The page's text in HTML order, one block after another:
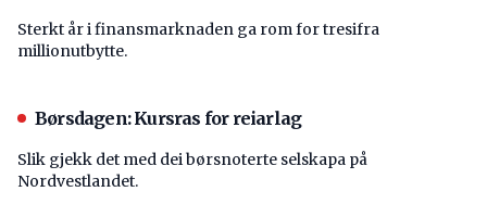
Sterkt år i finansmarknaden ga rom for tresifra
millionutbytte.
Børsdagen: Kursras for reiarlag
Slik gjekk det med dei børsnoterte selskapa på
Nordvestlandet.